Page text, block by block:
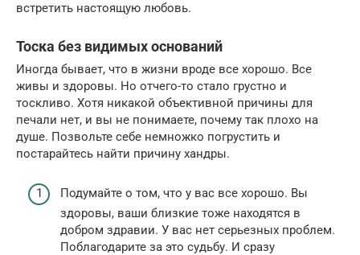
встретить настоящую любовь.
Тоска без видимых оснований
Иногда бывает, что в жизни вроде все хорошо. Все
живы и здоровы. Но отчего-то стало грустно и
тоскливо. Хотя никакой объективной причины для
печали нет, и вы не понимаете, почему так плохо на
душе. Позвольте себе немножко погрустить и
постарайтесь найти причину хандры.
Подумайте о том, что у вас все хорошо. Вы
здоровы, ваши близкие тоже находятся в
добром здравии. У вас нет серьезных проблем.
Поблагодарите за это судьбу. И сразу